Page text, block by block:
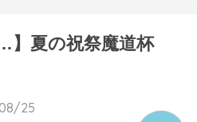
】夏の祝祭魔道杯
25